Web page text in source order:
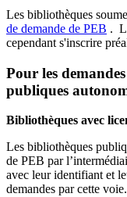
Les bibliothèques
de demande de PEB .
cependant s'inscrire
Pour les
publiques
Bibliothèques avec
Les bibliothèques
de PEB par
avec leur identifiant et
demandes par cette voie.